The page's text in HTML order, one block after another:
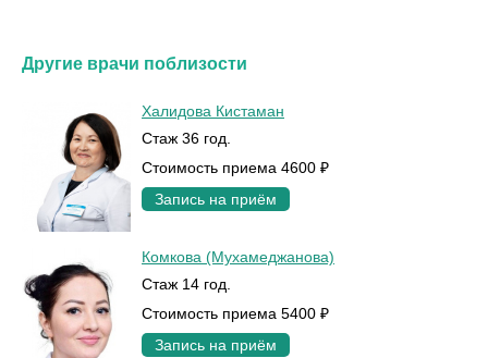
Другие врачи поблизости
Халидова Кистаман
Стаж 36 год.
Стоимость приема 4600 ₽
Запись на приём
Комкова (Мухамеджанова)
Стаж 14 год.
Стоимость приема 5400 ₽
Запись на приём